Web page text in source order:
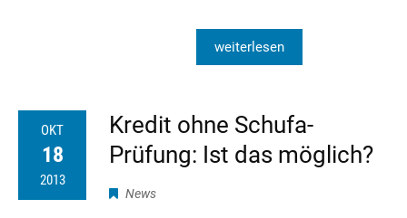
weiterlesen
OKT
18
2013
Kredit ohne Schufa-
Prüfung: Ist das möglich?
News